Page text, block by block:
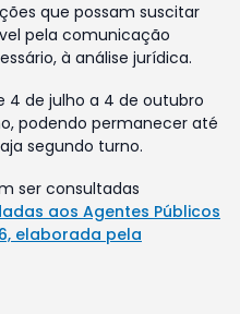
que possam suscitar
pela comunicação
à análise jurídica.
4 de julho a 4 de outubro
podendo permanecer até
segundo turno.
ser consultadas
aos Agentes Públicos
elaborada pela